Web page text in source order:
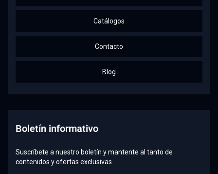
Catálogos
Contacto
Blog
Boletín informativo
Suscríbete a nuestro boletín y mantente al tanto de
contenidos y ofertas exclusivas.